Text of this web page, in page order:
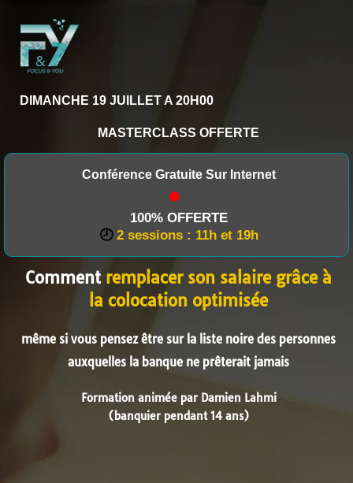
DIMANCHE 19 JUILLET A 20H00
MASTERCLASS OFFERTE
Conférence Gratuite Sur Internet
100% OFFERTE
🕗 2 sessions : 11h et 19h
Comment remplacer son salaire grâce à
la colocation optimisée
même si vous pensez être sur la liste noire des personnes
auxquelles la banque ne prêterait jamais
Formation animée par Damien Lahmi
(banquier pendant 14 ans)